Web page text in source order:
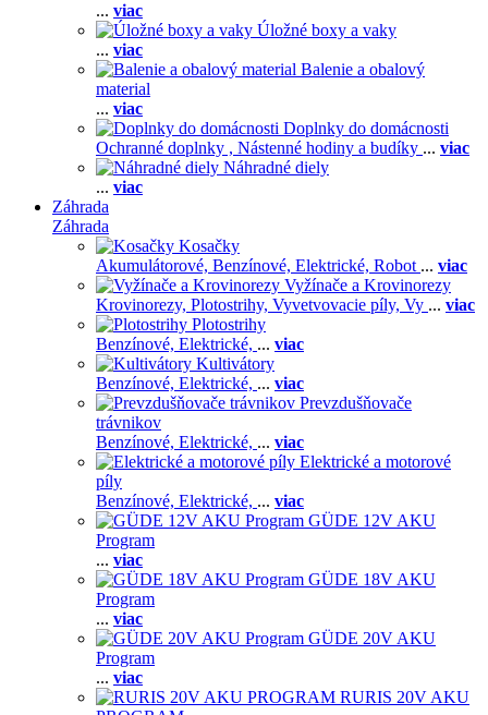
... viac
Úložné boxy a vaky
... viac
Balenie a obalový
material
... viac
Doplnky do domácnosti
Ochranné doplnky , Nástenné hodiny a budíky ... viac
Náhradné diely
... viac
Záhrada
Záhrada
Kosačky
Akumulátorové, Benzínové, Elektrické, Robot ... viac
Vyžínače a Krovinorezy
Krovinorezy, Plotostrihy, Vyvetvovacie píly, Vy ... viac
Plotostrihy
Benzínové, Elektrické, ... viac
Kultivátory
Benzínové, Elektrické, ... viac
Prevzdušňovače
trávnikov
Benzínové, Elektrické, ... viac
Elektrické a motorové
píly
Benzínové, Elektrické, ... viac
GÜDE 12V AKU
Program
... viac
GÜDE 18V AKU
Program
... viac
GÜDE 20V AKU
Program
... viac
RURIS 20V AKU